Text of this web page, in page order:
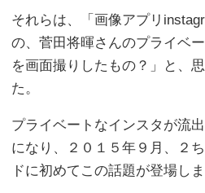
それらは、「画像アプリ
の、菅田将暉さんのプライベ
を画面撮りしたもの？」と、
た。
プライベートなインスタが流
になり、２０１５年９月、２
ドに初めてこの話題が登場しま